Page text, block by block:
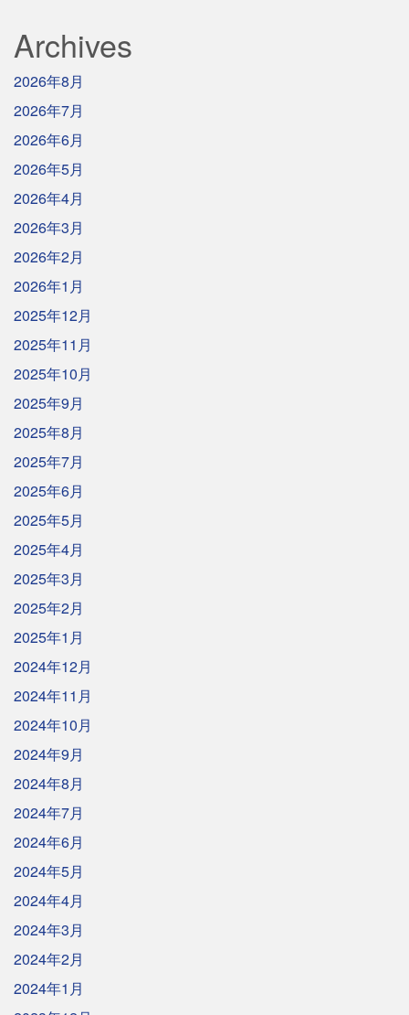
Archives
2026年8月
2026年7月
2026年6月
2026年5月
2026年4月
2026年3月
2026年2月
2026年1月
2025年12月
2025年11月
2025年10月
2025年9月
2025年8月
2025年7月
2025年6月
2025年5月
2025年4月
2025年3月
2025年2月
2025年1月
2024年12月
2024年11月
2024年10月
2024年9月
2024年8月
2024年7月
2024年6月
2024年5月
2024年4月
2024年3月
2024年2月
2024年1月